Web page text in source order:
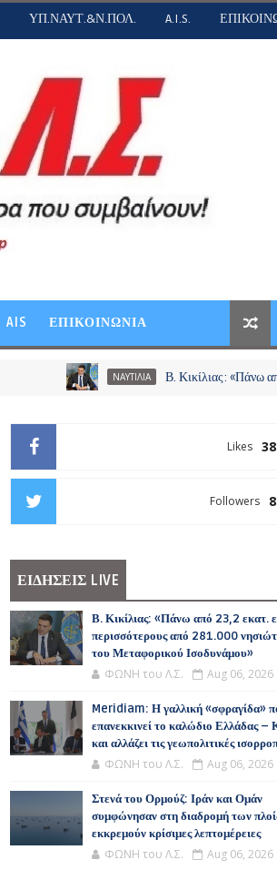
ΥΠ.ΝΑΥΤ.&Ν.ΠΟΛ. A.I.S.
AIS ΕΠΙΚΟΙΝΩΝΙΑ
ΝΑΥΤΙΛΙΑ Β. Κικίλιας: «Πάνω από 23,2
Likes
Followers
ΕΙΔΗΣΕΙΣ LIVE
Β. Κικίλιας: «Πάνω από 23,2 εκατ.
περισσότερους από 281.000
του Μεταφορικού Ισοδυνάμου»
ΦΩΝΗ του Λ.Σ. Aug 06, 2026
Meridiam: Η γαλλική «σφραγίδα»
επανεκκινεί το καλώδιο Ελλάδας –
και αλλάζει τις γεωπολιτικές
ΦΩΝΗ του Λ.Σ. Aug 06, 2026
Στενά του Ορμούζ: Ιράν και Ομάν
συμφώνησαν στη διαδρομή των
εκκρεμούν κρίσιμες λεπτομέρειες
ΦΩΝΗ του Λ.Σ. Aug 06, 2026